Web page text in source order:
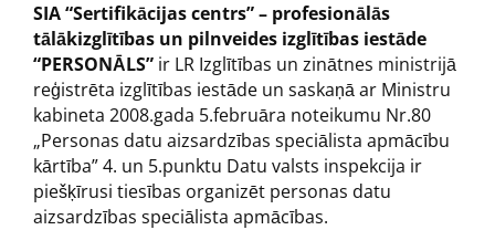
SIA “Sertifikācijas centrs” – profesionālās
tālākizglītības un pilnveides izglītības iestāde
“PERSONĀLS” ir LR Izglītības un zinātnes ministrijā
reģistrēta izglītības iestāde un saskaņā ar Ministru
kabineta 2008.gada 5.februāra noteikumu Nr.80
„Personas datu aizsardzības speciālista apmācību
kārtība” 4. un 5.punktu Datu valsts inspekcija ir
piešķīrusi tiesības organizēt personas datu
aizsardzības speciālista apmācības.